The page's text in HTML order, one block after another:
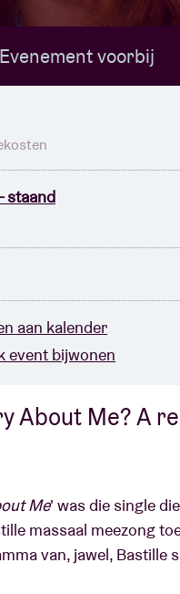
About Me? A
Me' was die single
massaal meezong
van, jawel, Bastille
Evenement voorbij
staand
aan kalender
event bijwonen